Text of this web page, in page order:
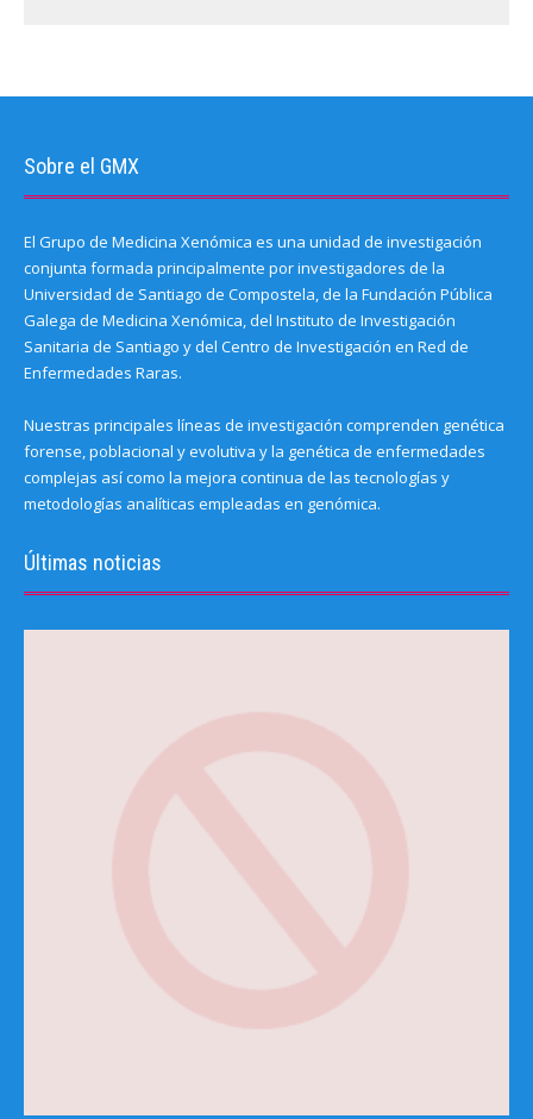
Sobre el GMX
El Grupo de Medicina Xenómica es una unidad de investigación
conjunta formada principalmente por investigadores de la
Universidad de Santiago de Compostela, de la Fundación Pública
Galega de Medicina Xenómica, del Instituto de Investigación
Sanitaria de Santiago y del Centro de Investigación en Red de
Enfermedades Raras.
Nuestras principales líneas de investigación comprenden genética
forense, poblacional y evolutiva y la genética de enfermedades
complejas así como la mejora continua de las tecnologías y
metodologías analíticas empleadas en genómica.
Últimas noticias